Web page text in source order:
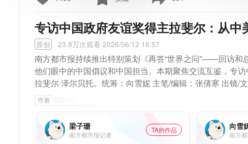
专访中国政府友谊奖得主拉斐尔：从
原创 23.8万次观看·2026/06/12 16:57
南方都市报持续推出特别策划《再答“世界之问”——回访和
他们眼中的中国倡议和中国担当。本期聚焦交流互鉴，专
拉斐尔·泽尔贝托。统筹：向雪妮 主笔/编辑：张倩寒 出镜/
梁子珊
南方都市报记者
TA的作品 向雪
南方